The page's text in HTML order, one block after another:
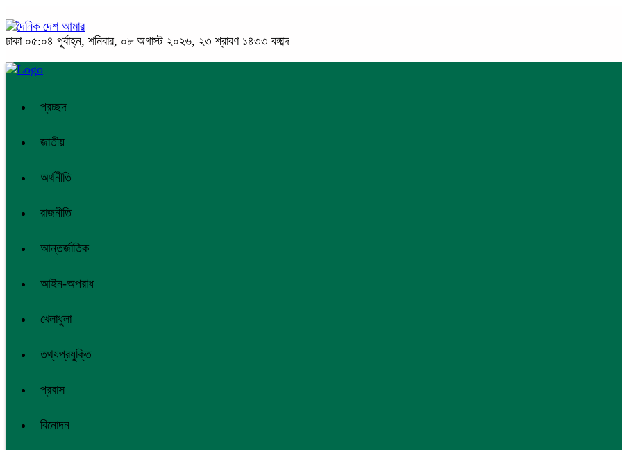
ঢাকা ০৫:০৪ পূর্বাহ্ন, শনিবার, ০৮ অগাস্ট ২০২৬, ২৩ শ্রাবণ ১৪৩৩ বঙ্গাব্দ
প্রচ্ছদ
জাতীয়
অর্থনীতি
রাজনীতি
আন্তর্জাতিক
আইন-অপরাধ
খেলাধুলা
তথ্যপ্রযুক্তি
প্রবাস
বিনোদন